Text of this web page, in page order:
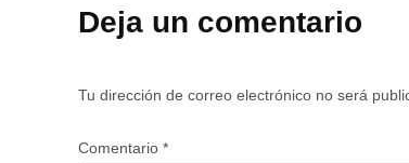
Deja un comentario
Tu dirección de correo electrónico no será
Comentario *